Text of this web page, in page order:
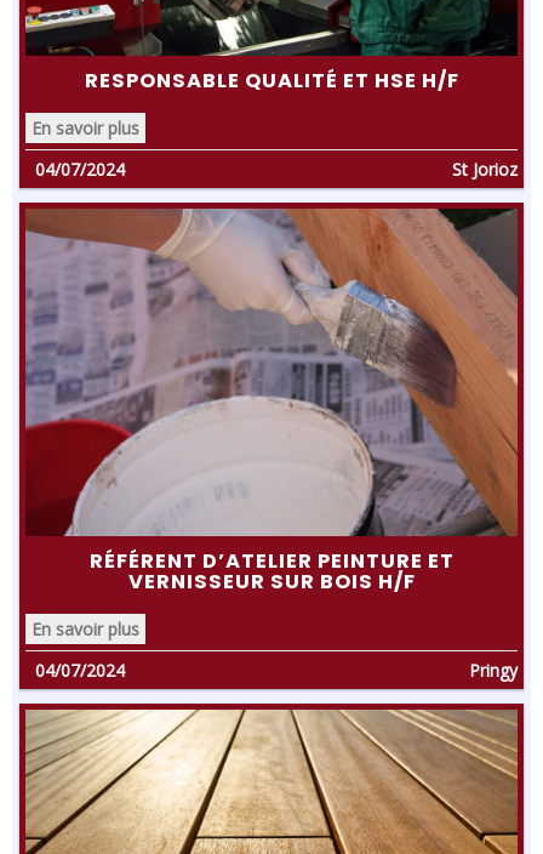
RESPONSABLE QUALITÉ ET HSE H/F
En savoir plus
04/07/2024
St Jorioz
RÉFÉRENT D’ATELIER PEINTURE ET
VERNISSEUR SUR BOIS H/F
En savoir plus
04/07/2024
Pringy